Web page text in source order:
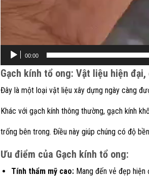
00:00
Gạch kính tổ ong: Vật liệu hiện đại,
Đây là một loại vật liệu xây dựng ngày càng
Khác với gạch kính thông thường, gạch kính
trống bên trong. Điều này giúp chúng có độ
Ưu điểm của Gạch kính tổ ong:
Tính thẩm mỹ cao:Mang đến vẻ đẹp hiện